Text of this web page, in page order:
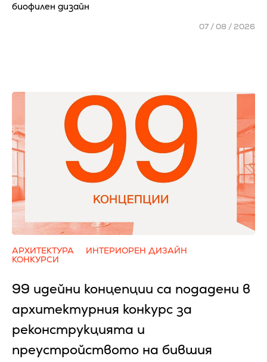
биофилен дизайн
07 / 08 / 2026
АРХИТЕКТУРА
ИНТЕРИОРЕН ДИЗАЙН
КОНКУРСИ
99 идейни концепции са подадени в
архитектурния конкурс за
реконструкцията и
преустройството на бившия